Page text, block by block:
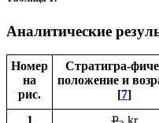
Аналитические
Номер
на
рис.
Стратигра-
положение и
[7]